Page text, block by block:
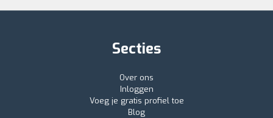
Secties
Over ons
Inloggen
Voeg je gratis profiel toe
Blog